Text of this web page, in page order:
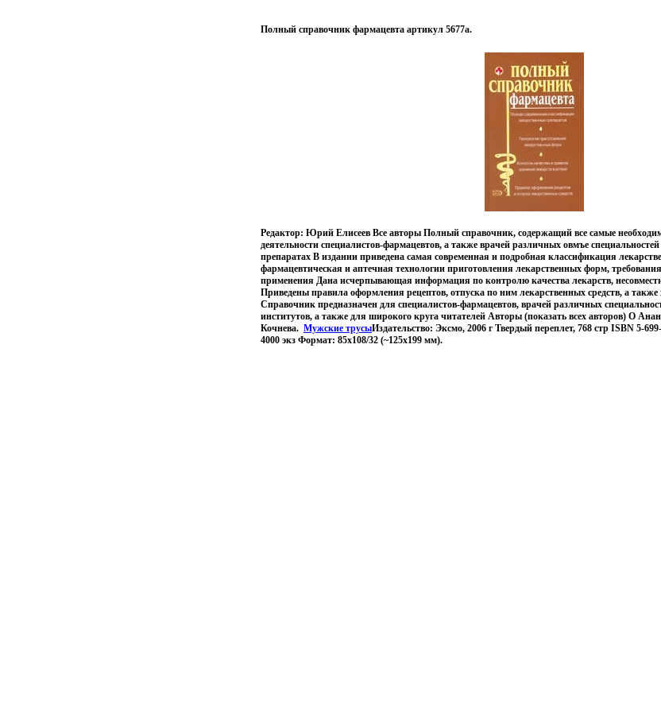
Полный справочник фармацевта артикул 5677a.
Редактор: Юрий Елисеев Все авторы Полный справочник, содержащий все самые
деятельности специалистов-фармацевтов, а также врачей различных овмъе
препаратах В издании приведена самая современная и подробная классификация
фармацевтическая и аптечная технологии приготовления лекарственных форм,
применения Дана исчерпывающая информация по контролю качества лекарств,
Приведены правила оформления рецептов, отпуска по ним лекарственных средств, а также
Справочник предназначен для специалистов-фармацевтов, врачей различных
институтов, а также для широкого круга читателей Авторы (показать всех авторов) О
Кочнева. Мужские трусыИздательство: Эксмо, 2006 г Твердый переплет, 768 стр ISBN 5-
4000 экз Формат: 85x108/32 (~125x199 мм).